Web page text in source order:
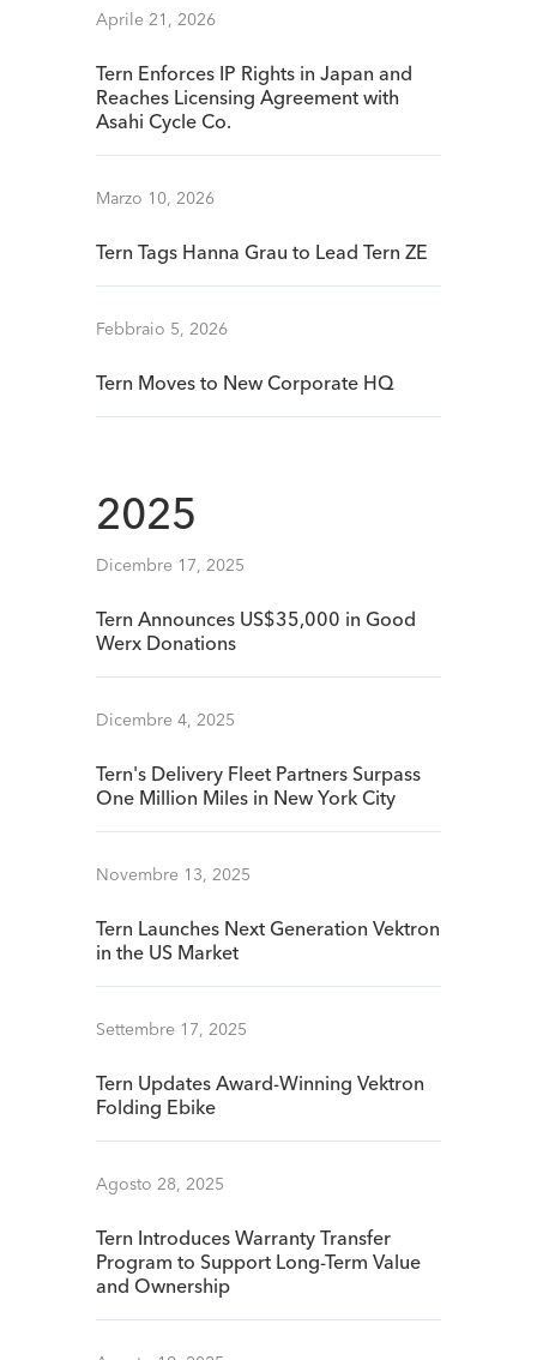
Aprile 21, 2026
Tern Enforces IP Rights in Japan and
Reaches Licensing Agreement with
Asahi Cycle Co.
Marzo 10, 2026
Tern Tags Hanna Grau to Lead Tern ZE
Febbraio 5, 2026
Tern Moves to New Corporate HQ
2025
Dicembre 17, 2025
Tern Announces US$35,000 in Good
Werx Donations
Dicembre 4, 2025
Tern's Delivery Fleet Partners Surpass
One Million Miles in New York City
Novembre 13, 2025
Tern Launches Next Generation Vektron
in the US Market
Settembre 17, 2025
Tern Updates Award-Winning Vektron
Folding Ebike
Agosto 28, 2025
Tern Introduces Warranty Transfer
Program to Support Long-Term Value
and Ownership